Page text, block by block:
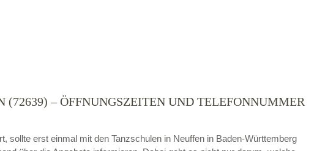
(72639) – ÖFFNUNGSZEITEN UND TELEFONNUMMER
sollte erst einmal mit den Tanzschulen in Neuffen in Baden-Württemberg